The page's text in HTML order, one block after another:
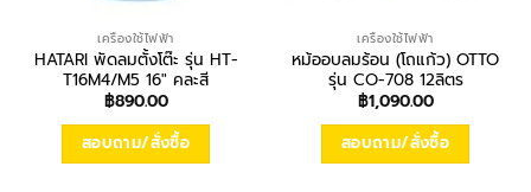
เครื่องใช้ไฟฟ้า
HATARI พัดลมตั้งโต๊ะ รุ่น HT-
T16M4/M5 16″ คละสี
฿890.00
สอบถาม/สั่งซื้อ
เครื่องใช้ไฟฟ้า
หม้ออบลมร้อน (โถแก้ว) OTTO
รุ่น CO-708 12ลิตร
฿1,090.00
สอบถาม/สั่งซื้อ